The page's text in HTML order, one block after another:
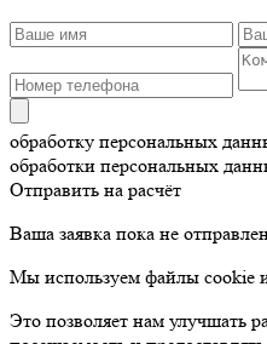
обработку персональных
обработки персональных
Отправить на расчёт
Ваша заявка пока не
Мы используем файлы cookie
Это позволяет нам улучшать